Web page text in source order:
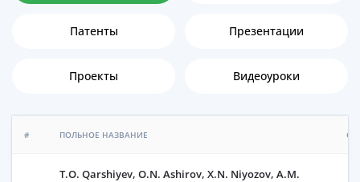
Патенты Презентации
Проекты Видеоуроки
# ПОЛЬНОЕ НАЗВАНИЕ
T.O. Qarshiyev, O.N. Ashirov, X.N. Niyozov, A.M.